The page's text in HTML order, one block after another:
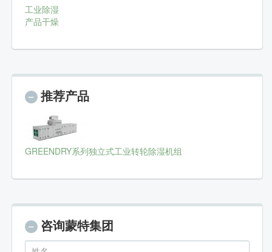
工业除湿
产品干燥
推荐产品
GREENDRY系列独立式工业转轮除湿机组
咨询蒙特集团